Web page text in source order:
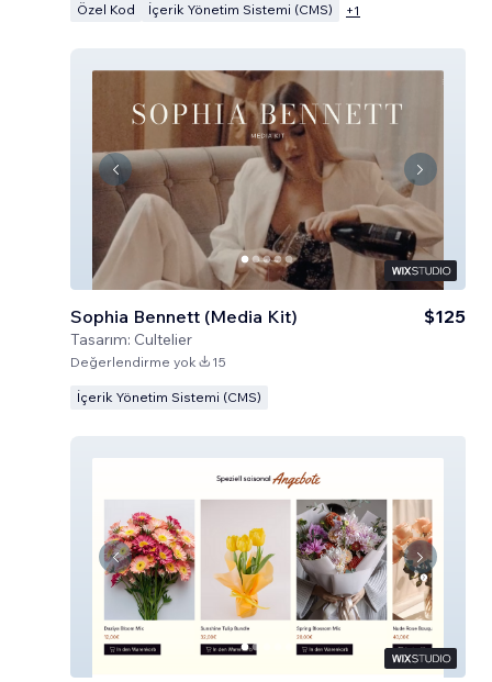
Özel Kod İçerik Yönetim Sistemi (CMS) +1
Sophia Bennett (Media Kit)
Tasarım: Cultelier
$125
Değerlendirme yok 15
İçerik Yönetim Sistemi (CMS)